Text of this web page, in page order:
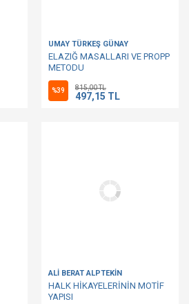
UMAY TÜRKEŞ GÜNAY
ELAZIĞ MASALLARI VE PROPP
METODU
%39 815,00 TL
497,15 TL
ALİ BERAT ALPTEKİN
HALK HİKAYELERİNİN MOTİF
YAPISI